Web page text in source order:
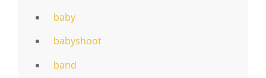
baby
babyshoot
band